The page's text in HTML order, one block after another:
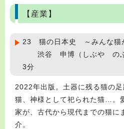
【産業】
23 猫の日本史 ～みんな猫
渋谷 申博（しぶや の
3分
2022年出版。土器に残る猫の
猫、神様として祀られた猫…。
家が、古代から現代までの猫に
介。